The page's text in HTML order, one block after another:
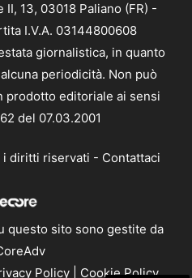
13, 03018 Paliano (FR) -
I.V.A. 03144800608
giornalistica, in quanto
periodicità. Non può
prodotto editoriale ai sensi
del 07.03.2001
diritti riservati - Contattaci
questo sito sono gestite da
Policy| Cookie Policy